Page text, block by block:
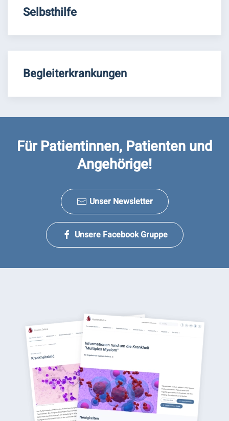
Selbsthilfe
Begleiterkrankungen
Für Patientinnen, Patienten und
Angehörige!
Unser Newsletter
Unsere Facebook Gruppe